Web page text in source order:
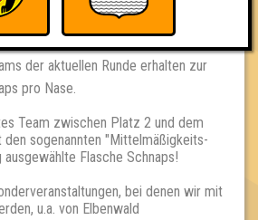
angekündigt auch mit wechselnden
der aktuellen Runde erhalten zur
pro Nase.
Team zwischen Platz 2 und dem
sogenannten "Mittelmäßigkeits-
Flasche Schnaps!
bei denen wir mit
u.a. von Elbenwald